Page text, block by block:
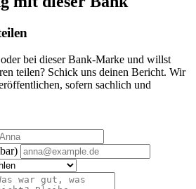
bei dieser Bank-Marke und willst
teilen? Schick uns deinen Bericht. Wir
sofern sachlich und